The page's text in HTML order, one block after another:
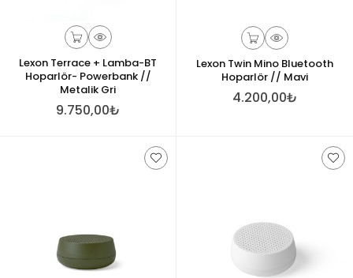
Lexon Terrace + Lamba-BT
Hoparlör- Powerbank //
Metalik Gri
9.750,00₺
Lexon Twin Mino Bluetooth
Hoparlör // Mavi
4.200,00₺